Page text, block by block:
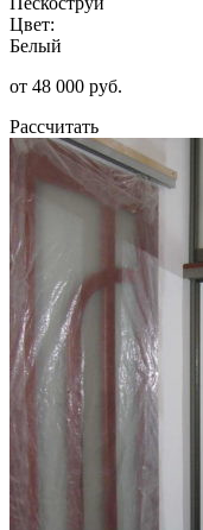
Цвет:
Белый
от 48 000 руб.
Рассчитать